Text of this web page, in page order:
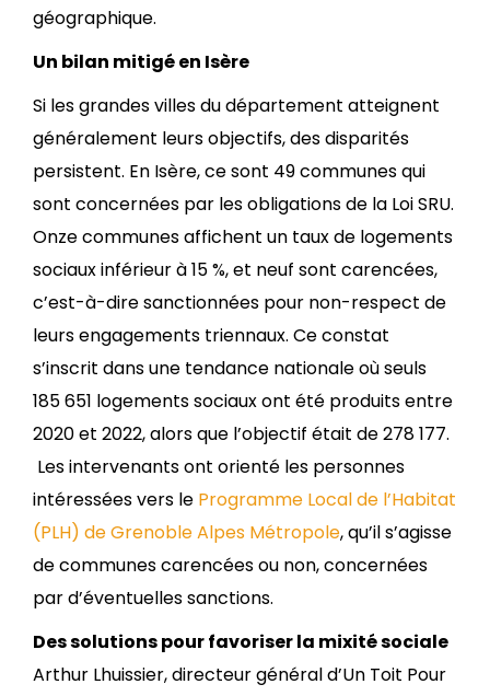
géographique.
Un bilan mitigé en Isère
Si les grandes villes du département atteignent
généralement leurs objectifs, des disparités
persistent. En Isère, ce sont 49 communes qui
sont concernées par les obligations de la Loi SRU.
Onze communes affichent un taux de logements
sociaux inférieur à 15 %, et neuf sont carencées,
c’est-à-dire sanctionnées pour non-respect de
leurs engagements triennaux. Ce constat
s’inscrit dans une tendance nationale où seuls
185 651 logements sociaux ont été produits entre
2020 et 2022, alors que l’objectif était de 278 177.
Les intervenants ont orienté les personnes
intéressées vers le Programme Local de l’Habitat
(PLH) de Grenoble Alpes Métropole, qu’il s’agisse
de communes carencées ou non, concernées
par d’éventuelles sanctions.
Des solutions pour favoriser la mixité sociale
Arthur Lhuissier, directeur général d’Un Toit Pour